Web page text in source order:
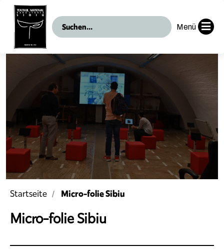
Menü
Startseite Micro-folie Sibiu
Micro-folie Sibiu